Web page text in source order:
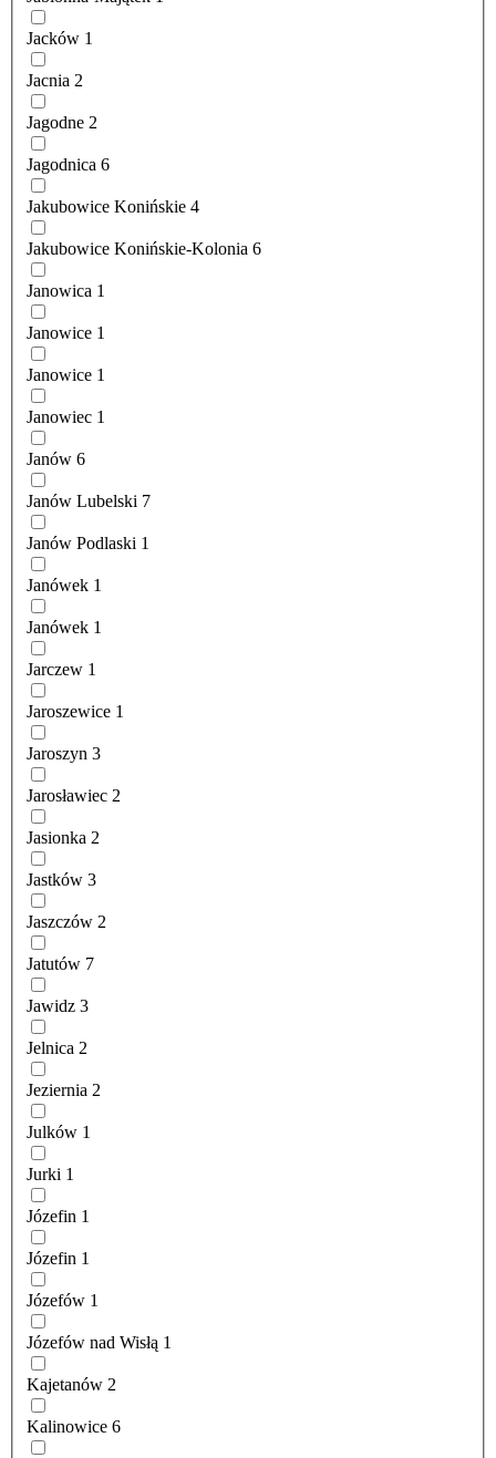
Jacków 1
Jacnia 2
Jagodne 2
Jagodnica 6
Jakubowice Konińskie 4
Jakubowice Konińskie-Kolonia 6
Janowica 1
Janowice 1
Janowice 1
Janowiec 1
Janów 6
Janów Lubelski 7
Janów Podlaski 1
Janówek 1
Janówek 1
Jarczew 1
Jaroszewice 1
Jaroszyn 3
Jarosławiec 2
Jasionka 2
Jastków 3
Jaszczów 2
Jatutów 7
Jawidz 3
Jelnica 2
Jeziernia 2
Julków 1
Jurki 1
Józefin 1
Józefin 1
Józefów 1
Józefów nad Wisłą 1
Kajetanów 2
Kalinowice 6